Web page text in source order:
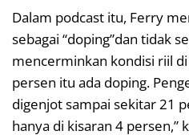
Dalam podcast itu, Ferry
sebagai “doping”dan tidak
mencerminkan kondisi riil di
persen itu ada doping.
digenjot sampai sekitar 21
hanya di kisaran 4 persen,”